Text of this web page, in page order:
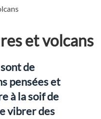
et volcans
de
pensées et
à la soif de
vibrer des